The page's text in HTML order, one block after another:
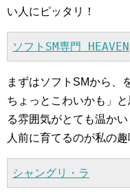
い人にピッタリ！
ソフトSM専門 HEAVEN
まずはソフトSMから、
ちょっとこわいかも」
る雰囲気がとても温か
人前に育てるのが私の趣
シャングリ・ラ